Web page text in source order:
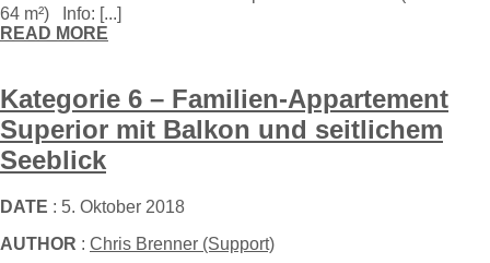
64 m²) Info: [...]
READ MORE
Kategorie 6 – Familien-Appartement
Superior mit Balkon und seitlichem
Seeblick
DATE : 5. Oktober 2018
AUTHOR : Chris Brenner (Support)